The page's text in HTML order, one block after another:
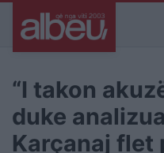
“I takon
duke
Karçanaj flet